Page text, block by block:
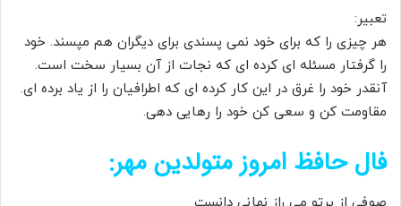
تعبیر:
هر چیزی را که برای خود نمی پسندی برای دیگران هم مپسند. خود
را گرفتار مسئله ای کرده ای که نجات از آن بسیار سخت است.
آنقدر خود را غرق در این کار کرده ای که اطرافیان را از یاد برده ای.
مقاومت کن و سعی کن خود را رهایی دهی.
فال حافظ امروز متولدین‌ مهر: